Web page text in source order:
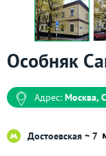
Особняк
Адрес: Москва,
Достоевская ~ 7